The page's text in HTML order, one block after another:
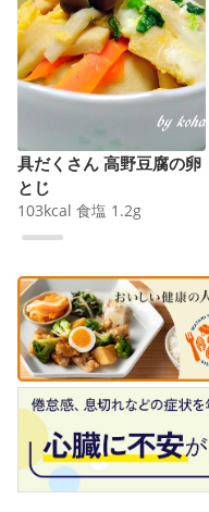
具だくさん 高野豆腐の卵
とじ
103kcal 食塩 1.2g